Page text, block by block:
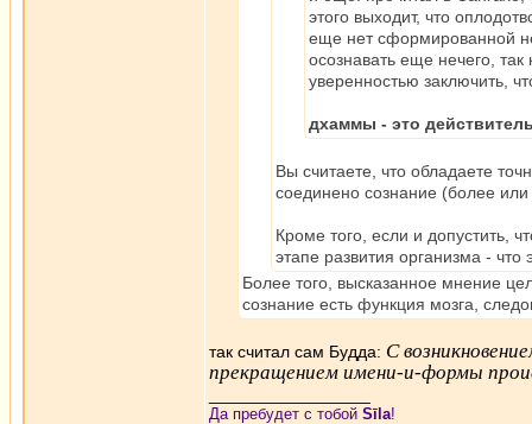
этого выходит, что
еще нет сформированной
осознавать еще нечего,
уверенностью заключить,
дхаммы - это
Вы считаете, что обладаете
соединено сознание (более
Кроме того, если и допустить,
этапе развития организма -
Более того, высказанное мнение
сознание есть функция мозга,
так считал сам Будда: С
прекращением имени-и-формы
Да пребудет с тобой Sīla!